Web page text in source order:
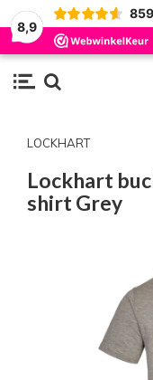
8,9
859
LOCKHART
Lockhart
shirt Grey